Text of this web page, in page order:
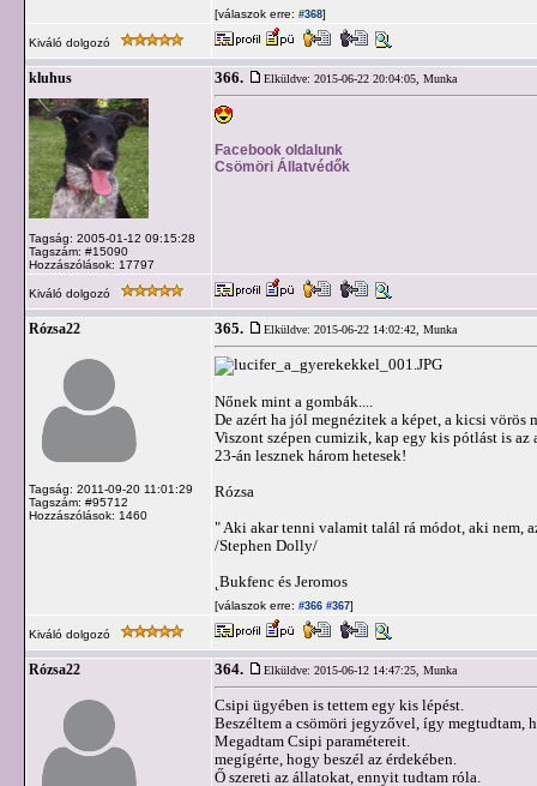
[válaszok erre: #368]
Kiváló dolgozó
kluhus
Tagság: 2005-01-12 09:15:28
Tagszám: #15090
Hozzászólások: 17797
366. Elküldve: 2015-06-22 20:04:05, Munka
Facebook oldalunk
Csömöri Állatvédők
Kiváló dolgozó
Rózsa22
Tagság: 2011-09-20 11:01:29
Tagszám: #95712
Hozzászólások: 1460
365. Elküldve: 2015-06-22 14:02:42, Munka
Nőnek mint a gombák....
De azért ha jól megnézitek a képet, a kicsi
Viszont szépen cumizik, kap egy kis pótlást is az
23-án lesznek három hetesek!
Rózsa
" Aki akar tenni valamit talál rá módot, aki nem,
/Stephen Dolly/
˛Bukfenc és Jeromos
[válaszok erre: #366 #367]
Kiváló dolgozó
Rózsa22 364. Elküldve: 2015-06-12 14:47:25, Munka
Csipi ügyében is tettem egy kis lépést.
Beszéltem a csömöri jegyzővel, így
Megadtam Csipi paramétereit.
megígérte, hogy beszél az érdekében.
Ő szereti az állatokat, ennyit tudtam róla.